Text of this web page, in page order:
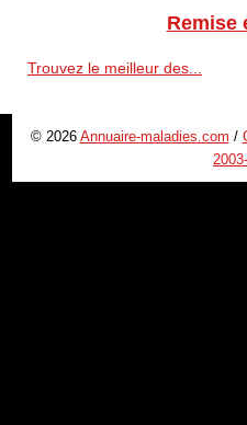
Remise
Trouvez le meilleur des...
© 2026 Annuaire-maladies.com /